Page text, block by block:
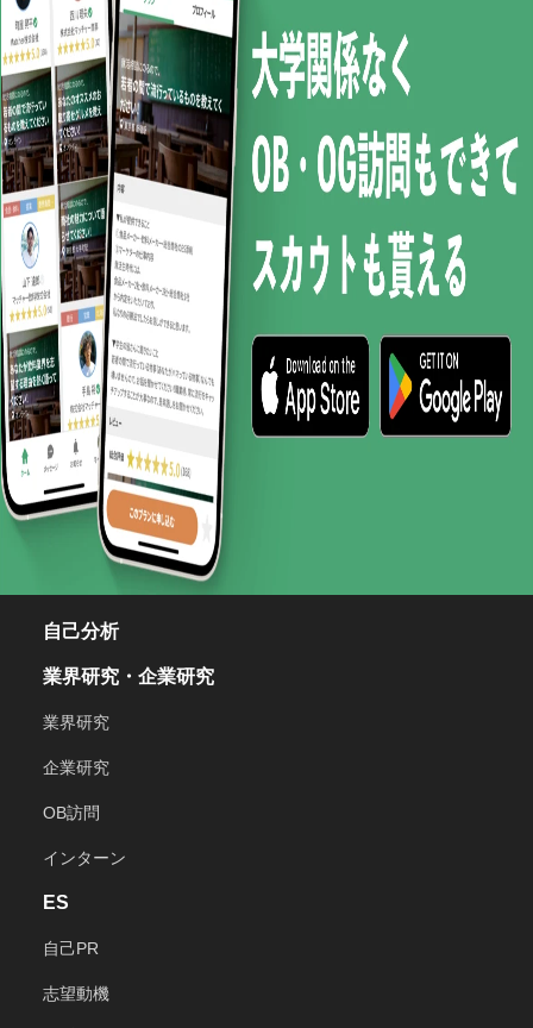
自己分析
業界研究・企業研究
業界研究
企業研究
OB訪問
インターン
ES
自己PR
志望動機